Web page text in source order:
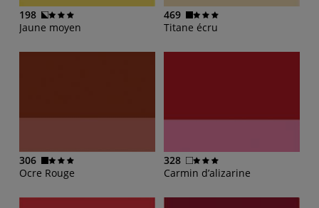
198
Jaune moyen
469
Titane écru
306
Ocre Rouge
328
Carmin d’alizarine